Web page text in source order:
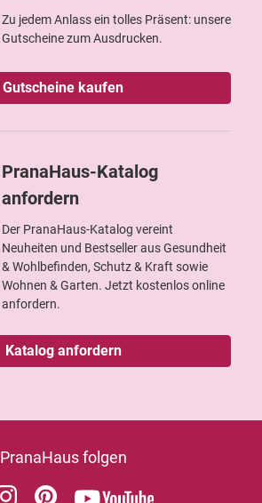
Zu jedem Anlass ein tolles Präsent: unsere
Gutscheine zum Ausdrucken.
Gutscheine kaufen
PranaHaus-Katalog
anfordern
Der PranaHaus-Katalog vereint
Neuheiten und Bestseller aus Gesundheit
& Wohlbefinden, Schutz & Kraft sowie
Wohnen & Garten. Jetzt kostenlos online
anfordern.
Katalog anfordern
PranaHaus folgen